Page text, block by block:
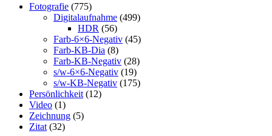
Fotografie (775)
Digitalaufnahme (499)
HDR (56)
Farb-6×6-Negativ (45)
Farb-KB-Dia (8)
Farb-KB-Negativ (28)
s/w-6×6-Negativ (19)
s/w-KB-Negativ (175)
Persönlichkeit (12)
Video (1)
Zeichnung (5)
Zitat (32)